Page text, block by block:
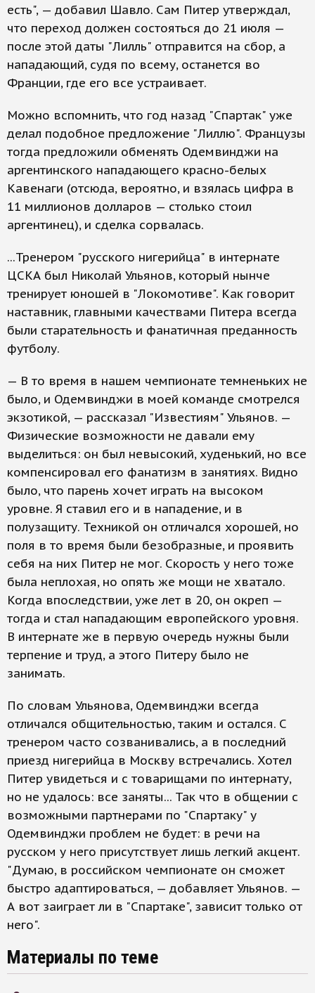
есть", — добавил Шавло. Сам Питер утверждал,
что переход должен состояться до 21 июля —
после этой даты "Лилль" отправится на сбор, а
нападающий, судя по всему, останется во
Франции, где его все устраивает.
Можно вспомнить, что год назад "Спартак" уже
делал подобное предложение "Лиллю". Французы
тогда предложили обменять Одемвинджи на
аргентинского нападающего красно-белых
Кавенаги (отсюда, вероятно, и взялась цифра в
11 миллионов долларов — столько стоил
аргентинец), и сделка сорвалась.
...Тренером "русского нигерийца" в интернате
ЦСКА был Николай Ульянов, который нынче
тренирует юношей в "Локомотиве". Как говорит
наставник, главными качествами Питера всегда
были старательность и фанатичная преданность
футболу.
— В то время в нашем чемпионате темненьких не
было, и Одемвинджи в моей команде смотрелся
экзотикой, — рассказал "Известиям" Ульянов. —
Физические возможности не давали ему
выделиться: он был невысокий, худенький, но все
компенсировал его фанатизм в занятиях. Видно
было, что парень хочет играть на высоком
уровне. Я ставил его и в нападение, и в
полузащиту. Техникой он отличался хорошей, но
поля в то время были безобразные, и проявить
себя на них Питер не мог. Скорость у него тоже
была неплохая, но опять же мощи не хватало.
Когда впоследствии, уже лет в 20, он окреп —
тогда и стал нападающим европейского уровня.
В интернате же в первую очередь нужны были
терпение и труд, а этого Питеру было не
занимать.
По словам Ульянова, Одемвинджи всегда
отличался общительностью, таким и остался. С
тренером часто созванивались, а в последний
приезд нигерийца в Москву встречались. Хотел
Питер увидеться и с товарищами по интернату,
но не удалось: все заняты... Так что в общении с
возможными партнерами по "Спартаку" у
Одемвинджи проблем не будет: в речи на
русском у него присутствует лишь легкий акцент.
"Думаю, в российском чемпионате он сможет
быстро адаптироваться, — добавляет Ульянов. —
А вот заиграет ли в "Спартаке", зависит только от
него".
Материалы по теме